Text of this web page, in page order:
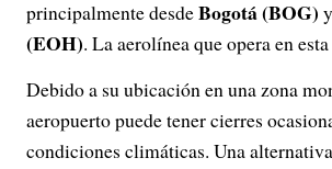
principalmente desdeBogotá (BOG) y
(EOH). La aerolínea que opera en
Debido a su ubicación en una zona
aeropuerto puede tener cierres
condiciones climáticas. Una